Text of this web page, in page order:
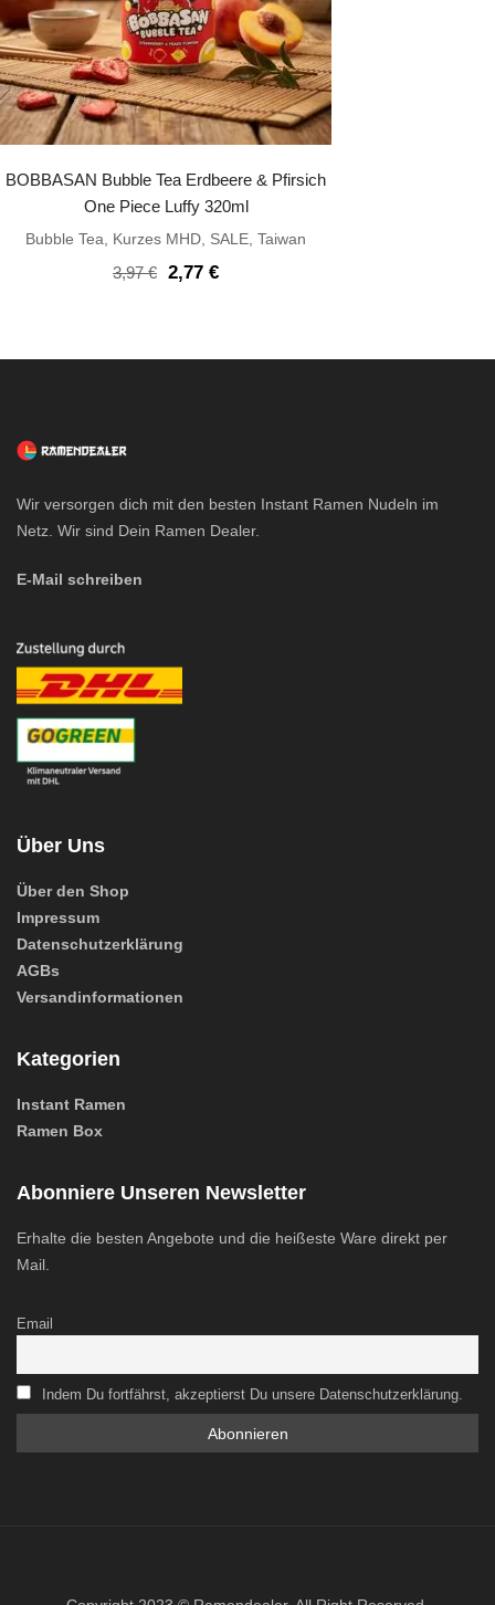
BOBBASAN Bubble Tea Erdbeere & Pfirsich
One Piece Luffy 320ml
Bubble Tea Kurzes MHD SALE Taiwan
3,97€ Ursprünglicher
2,77 €Aktueller
Wir versorgen dich mit den besten Instant Ramen Nudeln im
Netz. Wir sind Dein Ramen Dealer.
E-Mail schreiben
Über Uns
Über den Shop
Impressum
Datenschutzerklärung
AGBs
Versandinformationen
Kategorien
Instant Ramen
Ramen Box
Abonniere Unseren Newsletter
Erhalte die besten Angebote und die heißeste Ware direkt per
Mail.
Email
Indem Du fortfährst, akzeptierst Du unsere Datenschutzerklärung.